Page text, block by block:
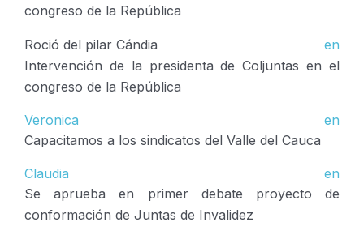
congreso de la República
Roció del pilar Cándia en
Intervención de la presidenta de Coljuntas en el
congreso de la República
Veronica en
Capacitamos a los sindicatos del Valle del Cauca
Claudia en
Se aprueba en primer debate proyecto de
conformación de Juntas de Invalidez